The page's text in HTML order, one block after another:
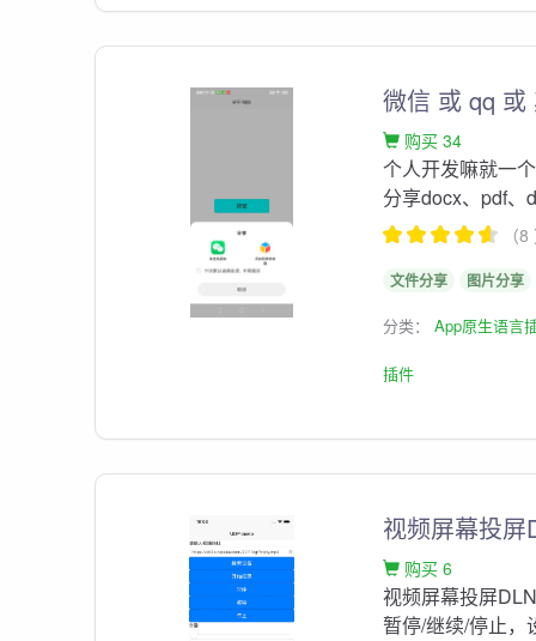
微信 或 qq 或
购买 34
个人开发嘛就一
分享docx、pdf、
（
文件分享 图片分享
分类：App原生语言
插件
视频屏幕投屏
购买 6
视频屏幕投屏
暂停/继续/停止，